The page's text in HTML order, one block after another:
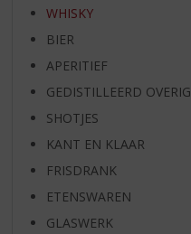
WHISKY
BIER
APERITIEF
GEDISTILLEERD OVERIG
SHOTJES
KANT EN KLAAR
FRISDRANK
ETENSWAREN
GLASWERK